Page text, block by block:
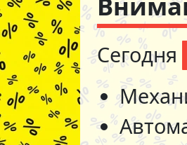
Сегодня